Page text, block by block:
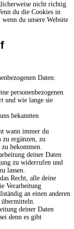
nicht richtig
du die Cookies in
du unsere Website
Daten:
personenbezogenen
und wie lange sie
bekannten
wann immer du
zu ergänzen, zu
bekommen.
deiner Daten
zu widerrufen und
lassen.
Recht, alle deine
Verarbeitung
an einen anderen
deiner Daten
denn es gibt